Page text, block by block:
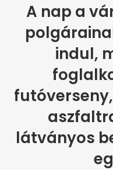
A nap a
indul,
látványos